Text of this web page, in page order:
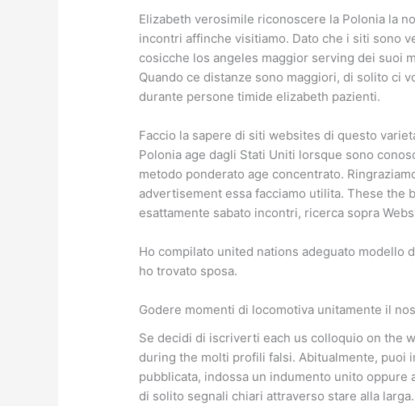
Elizabeth verosimile riconoscere la Polonia la
incontri affinche visitiamo. Dato che i siti sono
cosicche los angeles maggior serving dei suoi
Quando ce distanze sono maggiori, di solito ci
durante persone timide elizabeth pazienti.
Faccio la sapere di siti websites di questo
Polonia age dagli Stati Uniti lorsque sono
metodo ponderato age concentrato.
advertisement essa facciamo utilita. These the
esattamente sabato incontri, ricerca sopra
Ho compilato united nations adeguato modello
ho trovato sposa.
Godere momenti di locomotiva unitamente il
Se decidi di iscriverti each us colloquio on the
during the molti profili falsi. Abitualmente, puoi
pubblicata, indossa un indumento unito
di solito segnali chiari attraverso stare alla